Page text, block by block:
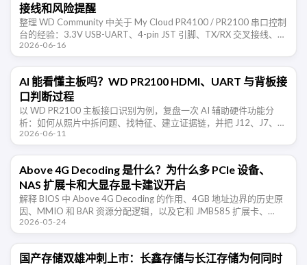
接线和风险提醒
整理 WD Community 中关于 My Cloud PR4100 / PR2100 串口控制
台的经验：3.3V USB-UART、4-pin JST 引脚、TX/RX 交叉接线、
115200 …
2026-06-16
AI 能看懂主板吗？WD PR2100 HDMI、UART 与背板接
口判断过程
以 WD PR2100 主板接口识别为例，复盘一次 AI 辅助硬件功能分
析：如何从照片中拆问题、找特征、建立证据链，并把 J12、J7、
J50 等接口判断转成可实测的验证清单。
2026-06-11
Above 4G Decoding 是什么？为什么多 PCIe 设备、
NAS 扩展卡和大显存显卡建议开启
解释 BIOS 中 Above 4G Decoding 的作用、4GB 地址边界的历史原
因、MMIO 和 BAR 资源分配逻辑，以及它和 JMB585 扩展卡、
NAS、多显卡、Resizable …
2026-05-24
国产存储双雄冲刺上市：长鑫存储与长江存储为何同时